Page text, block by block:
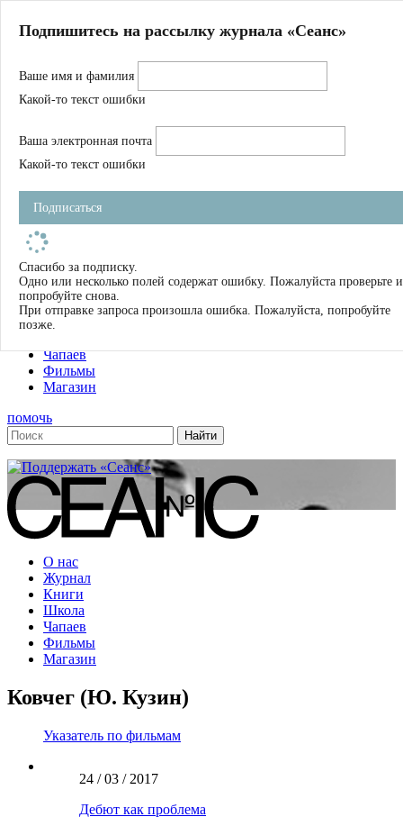
Магазин
Журнал
Школа
Устав
Фильмы
Имена
Тэги
О нас
Журнал
Книги
Чапаев
Фильмы
Магазин
помочь
О нас
Журнал
Книги
Школа
Чапаев
Фильмы
Магазин
Ковчег (Ю. Кузин)
Указатель по фильмам
24 / 03 / 2017
Дебют как проблема
Подпишитесь на рассылку журнала «Сеанс»
Ваше имя и фамилия
Какой-то текст ошибки
Ваша электронная почта
Какой-то текст ошибки
Подписаться
Спасибо за подписку.
Одно или несколько полей содержат ошибку. Пожалуйста проверьте и
попробуйте снова.
При отправке запроса произошла ошибка. Пожалуйста, попробуйте
позже.